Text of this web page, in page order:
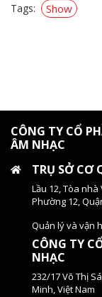
Tags: Show
CÔNG TY CỔ
ÂM NHẠC
TRỤ SỞ CƠ
Lầu 12, Tòa nhà
Phường 12,
Quản lý và vận
CÔNG TY
NHẠC
232/17 Võ Thị
Minh, Việt Nam